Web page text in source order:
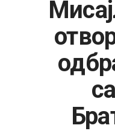
ФИНАНСИИ
БАНКАРСТВО
ЖИВОТ
МОЗАИК